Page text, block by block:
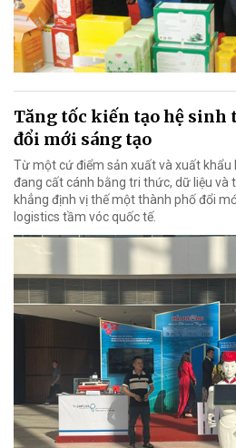
Tăng tốc kiến tạo hệ
đổi mới sáng tạo
Từ một cứ điểm sản xuất và xuất khẩu
đang cất cánh bằng tri thức, dữ liệu và
khẳng định vị thế một thành phố đổi
logistics tầm vóc quốc tế.